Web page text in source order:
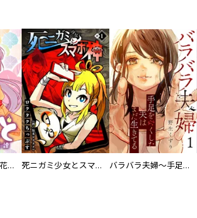
かのとこと～武蔵花町怪話譚～ 【連載版】 死ニガミ少女とスマホ神 バラバラ夫婦～手足をなくした夫はまだ生きてる